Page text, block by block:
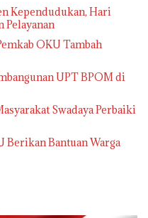
Kependudukan, Hari
OKU Tambah
UPT BPOM di
Swadaya Perbaiki
Berikan Bantuan Warga